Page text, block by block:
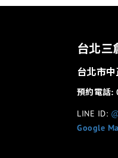
台北三
台北市
預約電話:
LINE ID:
Google